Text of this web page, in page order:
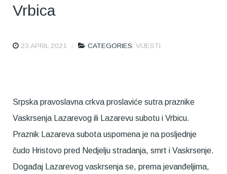
Vrbica
23 APRIL 2021 CATEGORIES: VIJESTI
Srpska pravoslavna crkva proslaviće sutra praznike
Vaskrsenja Lazarevog ili Lazarevu subotu i Vrbicu.
Praznik Lazareva subota uspomena je na posljednje
čudo Hristovo pred Nedjelju stradanja, smrt i Vaskrsenje.
Događaj Lazarevog vaskrsenja se, prema jevanđeljima,